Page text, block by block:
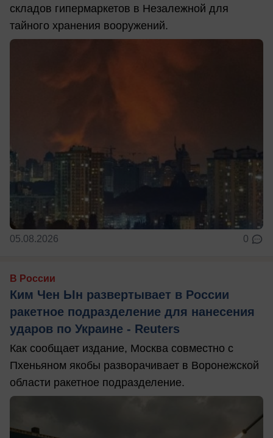
складов гипермаркетов в Незалежной для
тайного хранения вооружений.
05.08.2026 0
В России
Ким Чен Ын развертывает в России
ракетное подразделение для нанесения
ударов по Украине - Reuters
Как сообщает издание, Москва совместно с
Пхеньяном якобы разворачивает в Воронежской
области ракетное подразделение.